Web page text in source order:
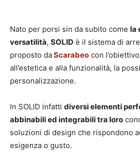
Nato per porsi sin da subito come la
versatilità, SOLID è il sistema di
proposto daScarabeo con
all’estetica e alla funzionalità, la
personalizzazione.
In SOLID infatti diversi elementi
abbinabili ed integrabili tra loro
soluzioni di design che rispondono
esigenza o gusto.